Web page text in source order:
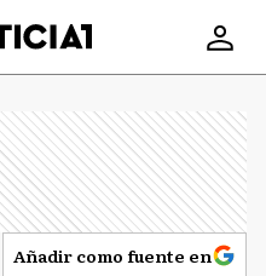
Añadir como fuente en